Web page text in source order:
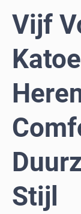
Vijf
Stijl